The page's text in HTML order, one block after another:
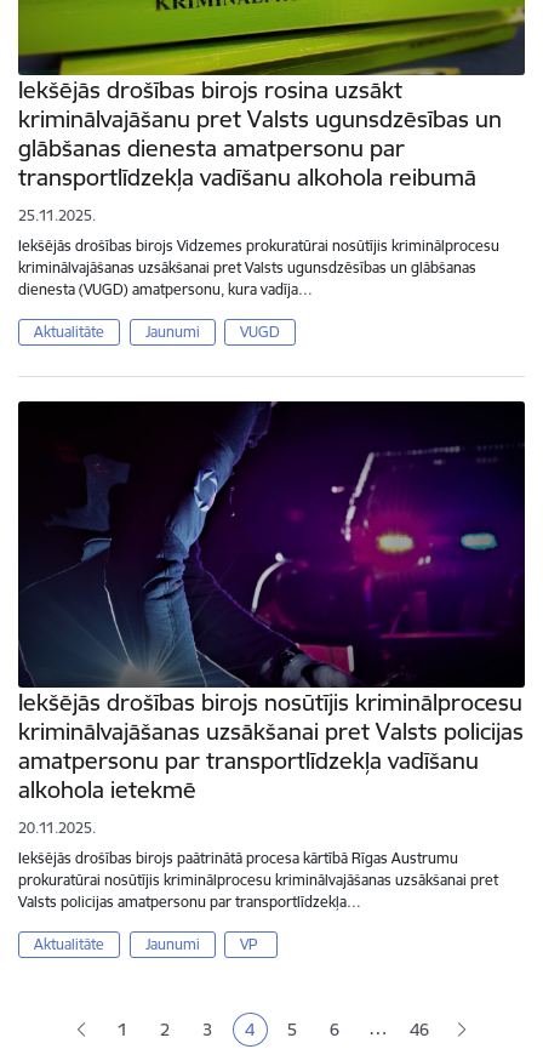
Iekšējās drošības birojs rosina uzsākt
kriminālvajāšanu pret Valsts ugunsdzēsības un
glābšanas dienesta amatpersonu par
transportlīdzekļa vadīšanu alkohola reibumā
25.11.2025.
Iekšējās drošības birojs Vidzemes prokuratūrai nosūtījis kriminālprocesu
kriminālvajāšanas uzsākšanai pret Valsts ugunsdzēsības un glābšanas
dienesta (VUGD) amatpersonu, kura vadīja…
Aktualitāte Jaunumi VUGD
Iekšējās drošības birojs nosūtījis kriminālprocesu
kriminālvajāšanas uzsākšanai pret Valsts policijas
amatpersonu par transportlīdzekļa vadīšanu
alkohola ietekmē
20.11.2025.
Iekšējās drošības birojs paātrinātā procesa kārtībā Rīgas Austrumu
prokuratūrai nosūtījis kriminālprocesu kriminālvajāšanas uzsākšanai pret
Valsts policijas amatpersonu par transportlīdzekļa…
Aktualitāte Jaunumi VP
Lapa
1 Lapa
2 Lapa
3 Pašreizējā lapa
4 Lapa
5 Lapa
6 … 46